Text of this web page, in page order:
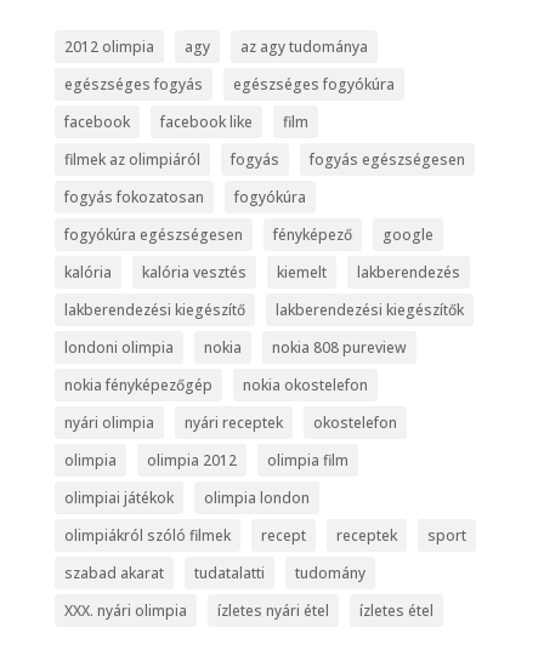
2012 olimpia agy
az agy tudománya
egészséges fogyás
egészséges fogyókúra
facebook
facebook like
film
filmek az olimpiáról
fogyás
fogyás egészségesen
fogyás fokozatosan
fogyókúra
fogyókúra egészségesen
fényképező
google
kalória
kalória vesztés kiemelt
lakberendezés
lakberendezési kiegészítő
lakberendezési kiegészítők
londoni olimpia
nokia
nokia 808 pureview
nokia fényképezőgép
nokia okostelefon
nyári olimpia
nyári receptek
okostelefon
olimpia
olimpia 2012
olimpia film
olimpiai játékok
olimpia london
olimpiákról szóló filmek
recept receptek
sport
szabad akarat
tudatalatti
tudomány
XXX. nyári olimpia
ízletes nyári étel ízletes étel